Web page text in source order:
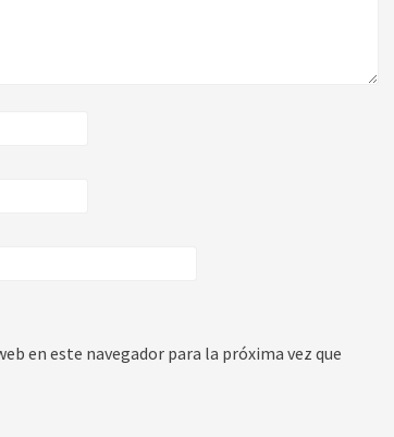
en este navegador para la próxima vez que